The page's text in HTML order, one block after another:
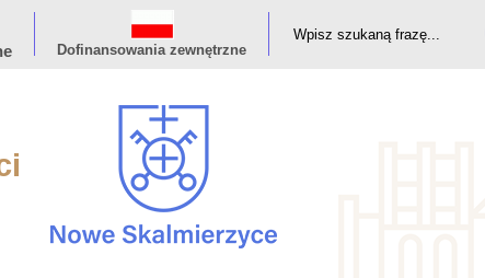
Dofinansowania zewnętrzne